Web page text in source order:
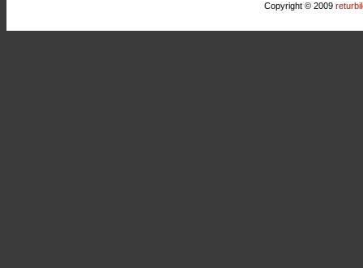
Copyright © 2009